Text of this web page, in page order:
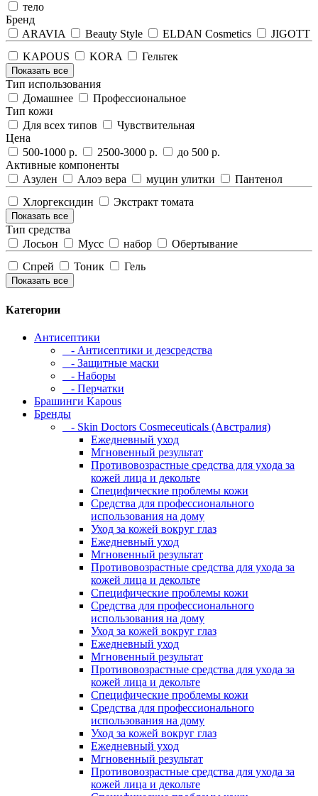
тело
Бренд
ARAVIA
Beauty Style ELDAN Cosmetics
JIGOTT
KAPOUS
KORA Гельтек
Показать все
Тип использования
Домашнее
Профессиональное
Тип кожи
Для всех типов
Чувствительная
Цена
500-1000 р.
2500-3000 р.
до 500 р.
Активные компоненты
Азулен
Алоэ вера муцин улитки
Пантенол
Хлоргексидин
Экстракт томата
Показать все
Тип средства
Лосьон
Мусс набор
Обертывание
Спрей
Тоник Гель
Показать все
Категории
Антисептики
- Антисептики и дезсредства
- Защитные маски
- Наборы
- Перчатки
Брашинги Kapous
Бренды
- Skin Doctors Cosmeceuticals (Австралия)
Ежедневный уход
Мгновенный результат
Противовозрастные средства для ухода за
кожей лица и декольте
Специфические проблемы кожи
Средства для профессионального
использования на дому
Уход за кожей вокруг глаз
Ежедневный уход
Мгновенный результат
Противовозрастные средства для ухода за
кожей лица и декольте
Специфические проблемы кожи
Средства для профессионального
использования на дому
Уход за кожей вокруг глаз
Ежедневный уход
Мгновенный результат
Противовозрастные средства для ухода за
кожей лица и декольте
Специфические проблемы кожи
Средства для профессионального
использования на дому
Уход за кожей вокруг глаз
Ежедневный уход
Мгновенный результат
Противовозрастные средства для ухода за
кожей лица и декольте